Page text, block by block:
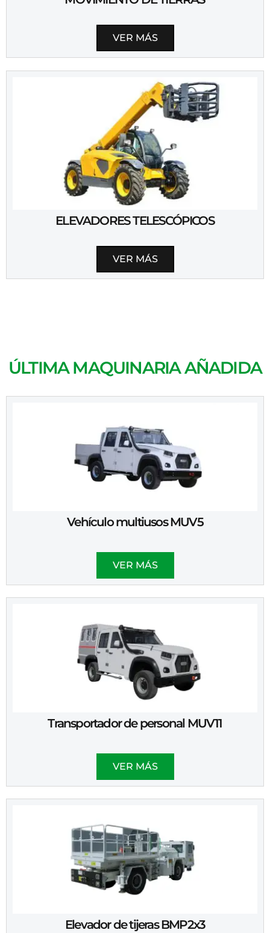
VER MÁS
ELEVADORES TELESCÓPICOS
VER MÁS
ÚLTIMA MAQUINARIA AÑADIDA
Vehículo multiusos MUV5
VER MÁS
Transportador de personal MUV11
VER MÁS
Elevador de tijeras BMP2x3